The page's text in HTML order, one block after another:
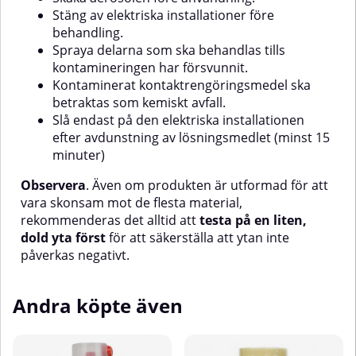
motorer effektivt och säkert –
med ett snabbt och pålitligt
Stäng av elektriska installationer före
behandling.
Spraya delarna som ska behandlas tills
kontamineringen har försvunnit.
Kontaminerat kontaktrengöringsmedel ska
betraktas som kemiskt avfall.
Slå endast på den elektriska installationen
efter avdunstning av lösningsmedlet (minst 15
minuter)
Observera. Även om produkten är utformad för att
vara skonsam mot de flesta material,
rekommenderas det alltid atttesta på en liten,
dold yta förstför att säkerställa att ytan inte
påverkas negativt.
Andra köpte även